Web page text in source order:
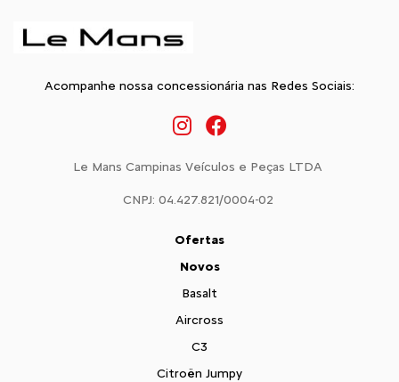
Acompanhe nossa concessionária nas Redes Sociais:
Le Mans Campinas Veículos e Peças LTDA
CNPJ: 04.427.821/0004-02
Ofertas
Novos
Basalt
Aircross
C3
Citroën Jumpy